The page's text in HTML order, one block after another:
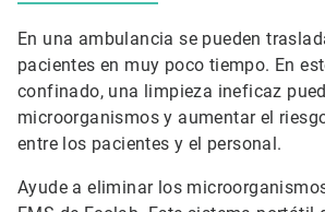
En una ambulancia se pueden
pacientes en muy poco tiempo. En
confinado, una limpieza ineficaz
microorganismos y aumentar el
entre los pacientes y el personal.
Ayude a eliminar los